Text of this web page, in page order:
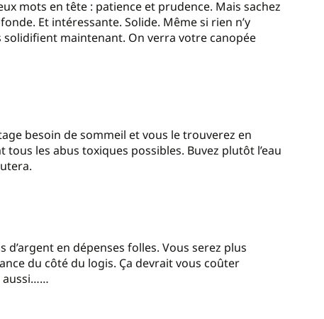
mots en tête : patience et prudence. Mais sachez
Et intéressante. Solide. Même si rien n’y
maintenant. On verra votre canopée
besoin de sommeil et vous le trouverez en
les abus toxiques possibles. Buvez plutôt l’eau
en dépenses folles. Vous serez plus
du côté du logis. Ça devrait vous coûter
aussi……